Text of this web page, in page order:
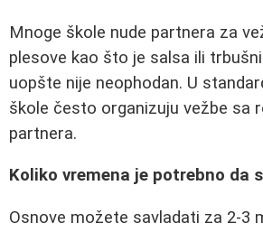
Mnoge škole nude partnera za
plesove kao što je salsa ili
uopšte nije neophodan. U
škole često organizuju vežbe sa
partnera.
Koliko vremena je potrebno da
Osnove možete savladati za 2-3